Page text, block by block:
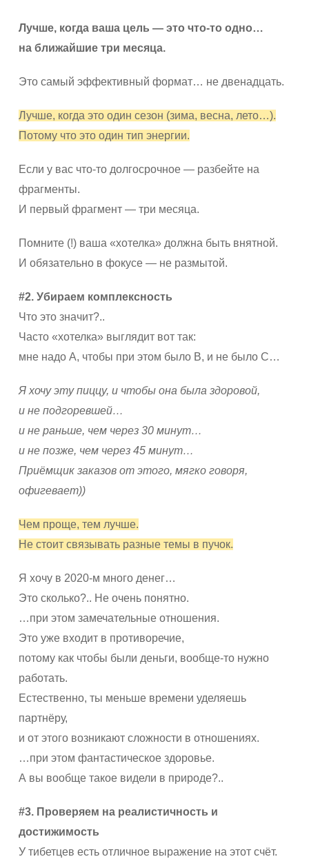
Лучше, когда ваша цель — это что-то одно…
на ближайшие три месяца.
Это самый эффективный формат… не двенадцать.
Лучше, когда это один сезон (зима, весна, лето…).
Потому что это один тип энергии.
Если у вас что-то долгосрочное — разбейте на
фрагменты.
И первый фрагмент — три месяца.
Помните (!) ваша «хотелка» должна быть внятной.
И обязательно в фокусе — не размытой.
#2. Убираем комплексность
Что это значит?..
Часто «хотелка» выглядит вот так:
мне надо А, чтобы при этом было В, и не было С…
Я хочу эту пиццу, и чтобы она была здоровой,
и не подгоревшей…
и не раньше, чем через 30 минут…
и не позже, чем через 45 минут…
Приёмщик заказов от этого, мягко говоря,
офигевает))
Чем проще, тем лучше.
Не стоит связывать разные темы в пучок.
Я хочу в 2020-м много денег…
Это сколько?.. Не очень понятно.
…при этом замечательные отношения.
Это уже входит в противоречие,
потому как чтобы были деньги, вообще-то нужно
работать.
Естественно, ты меньше времени уделяешь
партнёру,
и от этого возникают сложности в отношениях.
…при этом фантастическое здоровье.
А вы вообще такое видели в природе?..
#3. Проверяем на реалистичность и
достижимость
У тибетцев есть отличное выражение на этот счёт.